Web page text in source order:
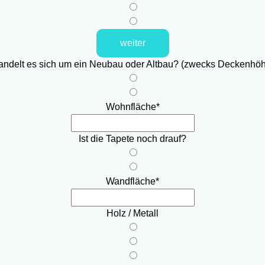
weiter
es sich um ein Neubau oder Altbau? (zwecks
Wohnfläche*
Ist die Tapete noch drauf?
Wandfläche*
Holz / Metall